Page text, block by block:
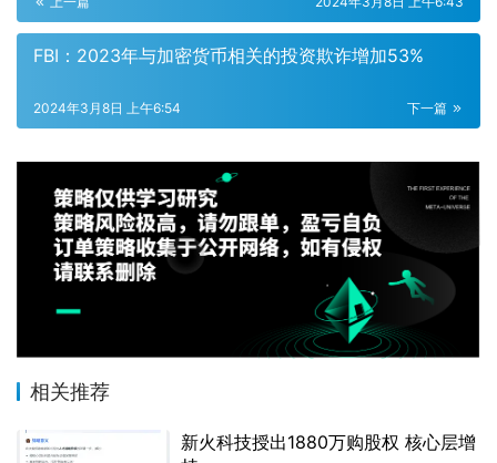
FBI：2023年与加密货币相关的投资欺诈增加53%
下一篇
2024年3月8日 上午6:54
相关推荐
新火科技授出1880万购股权 核心层增